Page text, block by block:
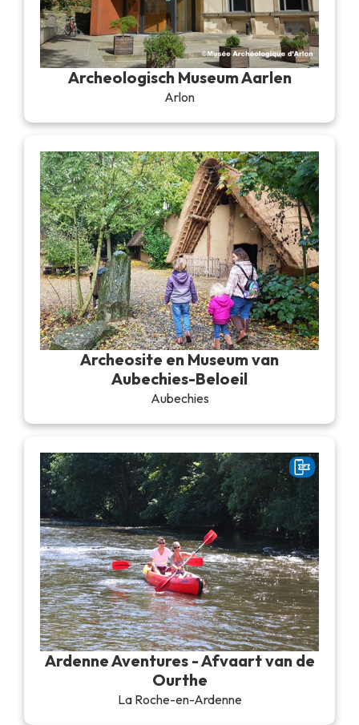
Archeologisch Museum Aarlen
Arlon
Archeosite en Museum van
Aubechies-Beloeil
Aubechies
Ardenne Aventures - Afvaart van de
Ourthe
La Roche-en-Ardenne